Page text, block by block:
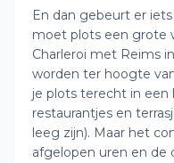
En dan gebeurt er
moet plots een grote
Charleroi met Reims
worden ter hoogte
je plots terecht in
restaurantjes en
leeg zijn). Maar het
afgelopen uren en de